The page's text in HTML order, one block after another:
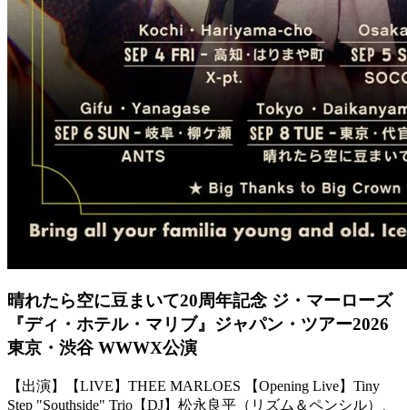
晴れたら空に豆まいて20周年記念 ジ・マーローズ
『ディ・ホテル・マリブ』ジャパン・ツアー2026
東京・渋谷 WWWX公演
【出演】【LIVE】THEE MARLOES 【Opening Live】Tiny
Step "Southside" Trio【DJ】松永良平（リズム＆ペンシル）、